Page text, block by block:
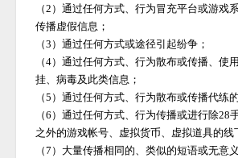
（2）通过任何方式、行为冒充平台或游戏
传播虚假信息；
（3）通过任何方式或途径引起纷争；
（4）通过任何方式、行为散布或传播、使
挂、病毒及此类信息；
（5）通过任何方式、行为散布或传播代练
（6）通过任何方式、行为传播或进行除28
之外的游戏帐号、虚拟货币、虚拟道具的线
（7）大量传播相同的、类似的短语或无意